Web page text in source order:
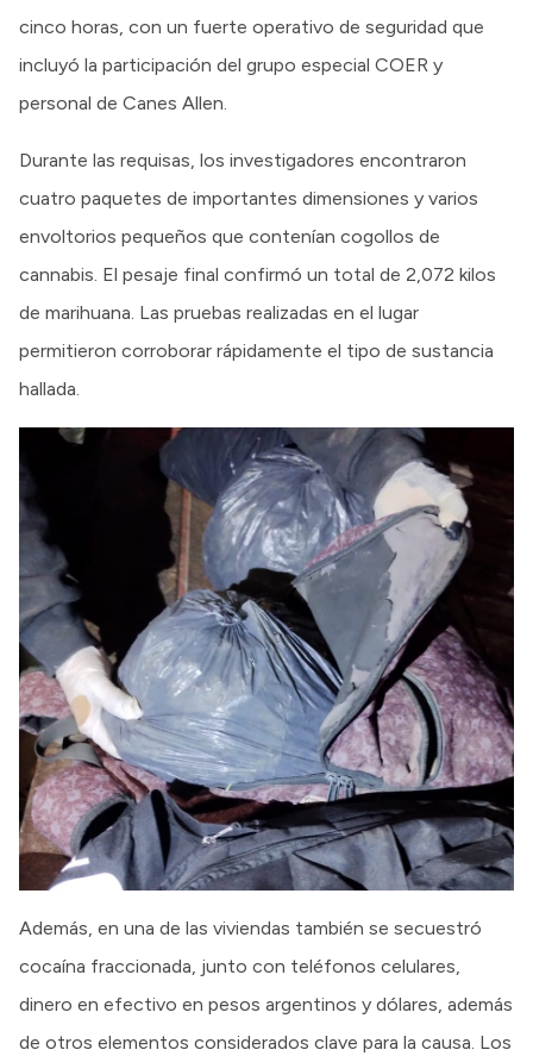
cinco horas, con un fuerte operativo de seguridad que
incluyó la participación del grupo especial COER y
personal de Canes Allen.
Durante las requisas, los investigadores encontraron
cuatro paquetes de importantes dimensiones y varios
envoltorios pequeños que contenían cogollos de
cannabis. El pesaje final confirmó un total de 2,072 kilos
de marihuana. Las pruebas realizadas en el lugar
permitieron corroborar rápidamente el tipo de sustancia
hallada.
Además, en una de las viviendas también se secuestró
cocaína fraccionada, junto con teléfonos celulares,
dinero en efectivo en pesos argentinos y dólares, además
de otros elementos considerados clave para la causa. Los